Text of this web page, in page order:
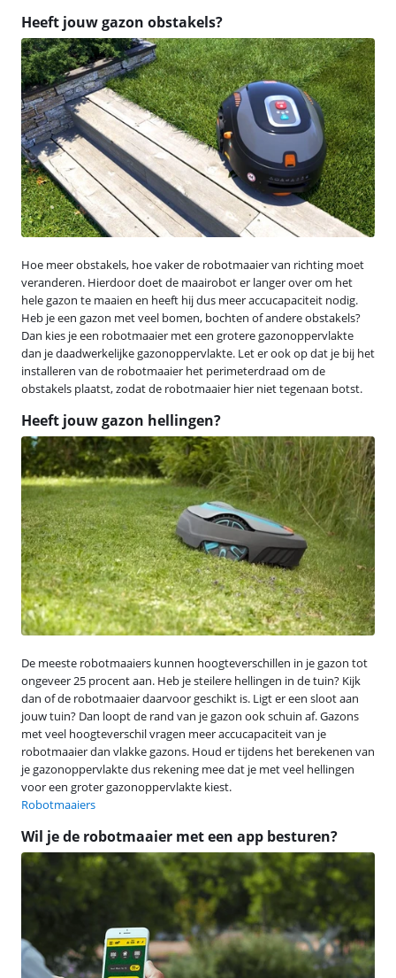
Heeft jouw gazon obstakels?
Hoe meer obstakels, hoe vaker de robotmaaier van richting moet
veranderen. Hierdoor doet de maairobot er langer over om het
hele gazon te maaien en heeft hij dus meer accucapaciteit nodig.
Heb je een gazon met veel bomen, bochten of andere obstakels?
Dan kies je een robotmaaier met een grotere gazonoppervlakte
dan je daadwerkelijke gazonoppervlakte. Let er ook op dat je bij het
installeren van de robotmaaier het perimeterdraad om de
obstakels plaatst, zodat de robotmaaier hier niet tegenaan botst.
Heeft jouw gazon hellingen?
De meeste robotmaaiers kunnen hoogteverschillen in je gazon tot
ongeveer 25 procent aan. Heb je steilere hellingen in de tuin? Kijk
dan of de robotmaaier daarvoor geschikt is. Ligt er een sloot aan
jouw tuin? Dan loopt de rand van je gazon ook schuin af. Gazons
met veel hoogteverschil vragen meer accucapaciteit van je
robotmaaier dan vlakke gazons. Houd er tijdens het berekenen van
je gazonoppervlakte dus rekening mee dat je met veel hellingen
voor een groter gazonoppervlakte kiest.
Robotmaaiers
Wil je de robotmaaier met een app besturen?